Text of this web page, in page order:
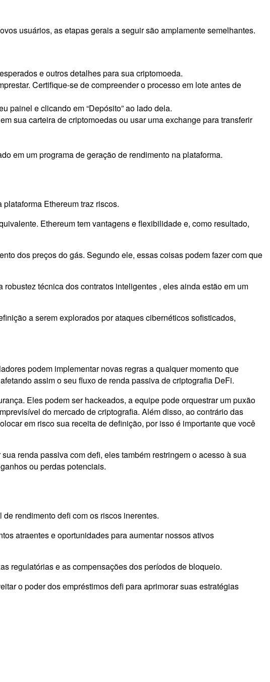
usuários, as etapas gerais a seguir são amplamente semelhantes.
e outros detalhes para sua criptomoeda.
Certifique-se de compreender o processo em lote antes de
painel e clicando em “Depósito” ao lado dela.
sua carteira de criptomoedas ou usar uma exchange para transferir
em um programa de geração de rendimento na plataforma.
Ethereum traz riscos.
Ethereum tem vantagens e flexibilidade e, como resultado,
dos preços do gás. Segundo ele, essas coisas podem fazer com que
técnica dos contratos inteligentes , eles ainda estão em um
a serem explorados por ataques cibernéticos sofisticados,
podem implementar novas regras a qualquer momento que
assim o seu fluxo de renda passiva de criptografia DeFi.
Eles podem ser hackeados, a equipe pode orquestrar um puxão
do mercado de criptografia. Além disso, ao contrário das
em risco sua receita de definição, por isso é importante que você
renda passiva com defi, eles também restringem o acesso à sua
ou perdas potenciais.
rendimento defi com os riscos inerentes.
atraentes e oportunidades para aumentar nossos ativos
regulatórias e as compensações dos períodos de bloqueio.
o poder dos empréstimos defi para aprimorar suas estratégias